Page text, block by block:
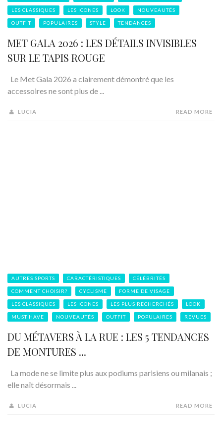
LES CLASSIQUES LES ICONES LOOK NOUVEAUTÉS
OUTFIT POPULAIRES STYLE TENDANCES
MET GALA 2026 : LES DÉTAILS INVISIBLES
SUR LE TAPIS ROUGE
Le Met Gala 2026 a clairement démontré que les
accessoires ne sont plus de ...
LUCIA READ MORE
AUTRES SPORTS CARACTÉRISTIQUES CÉLÉBRITÉS
COMMENT CHOISIR? CYCLISME FORME DE VISAGE
LES CLASSIQUES LES ICONES LES PLUS RECHERCHÉS LOOK
MUST HAVE NOUVEAUTÉS OUTFIT POPULAIRES REVUES
DU MÉTAVERS À LA RUE : LES 5 TENDANCES
DE MONTURES ...
La mode ne se limite plus aux podiums parisiens ou milanais ;
elle naît désormais ...
LUCIA READ MORE